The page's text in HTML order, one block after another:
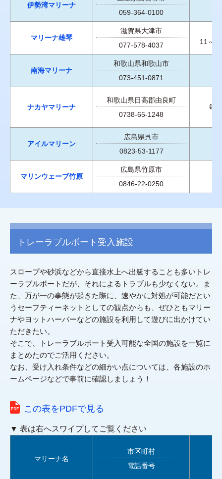
伊勢湾マリーナ
059-364-0100
マリーナ雄琴
滋賀県大津市
077-578-4037
11～2
南海マリーナ
和歌山県和歌山市
073-451-0871
ナカヤマリーナ
和歌山県日高郡由良町
0738-65-1248
毎
アイルマリーン
広島県呉市
0823-53-1177
マリンウェーブ竹原
広島県竹原市
0846-22-0250
トレーラブルボート受入施設
スロープや砂浜などから直接水上へ出艇することも多いトレ
ーラブルボートだが、それによるトラブルも少なくない。ま
た、万が一の事態が起きた際に、速やかに対処が可能だとい
うセーフティーネットとしての観点からも、ぜひともマリー
ナやヨットハーバーなどの施設を利用して遊びに出かけてい
ただきたい。
そこで、トレーラブルボート受入可能な全国の施設を一覧に
まとめたのでご活用ください。
なお、受け入れ条件などの細かい点については、各施設のホ
ームページなどで事前に確認しましょう！
この表をPDFで見る
▼ 表は右へスワイプしてご覧ください
マリーナ名
市区町村
電話番号